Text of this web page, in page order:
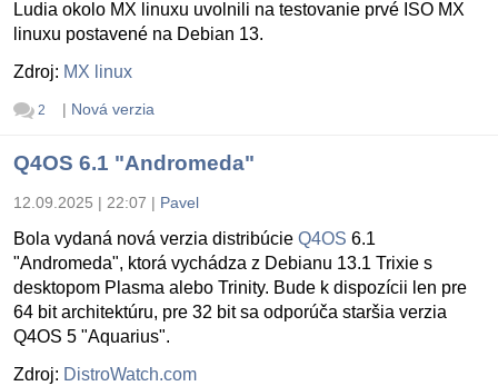
Ludia okolo MX linuxu uvolnili na testovanie prvé ISO MX
linuxu postavené na Debian 13.
Zdroj: MX linux
2 | Nová verzia
Q4OS 6.1 "Andromeda"
12.09.2025 | 22:07 | Pavel
Bola vydaná nová verzia distribúcie Q4OS 6.1
"Andromeda", ktorá vychádza z Debianu 13.1 Trixie s
desktopom Plasma alebo Trinity. Bude k dispozícii len pre
64 bit architektúru, pre 32 bit sa odporúča staršia verzia
Q4OS 5 "Aquarius".
Zdroj: DistroWatch.com